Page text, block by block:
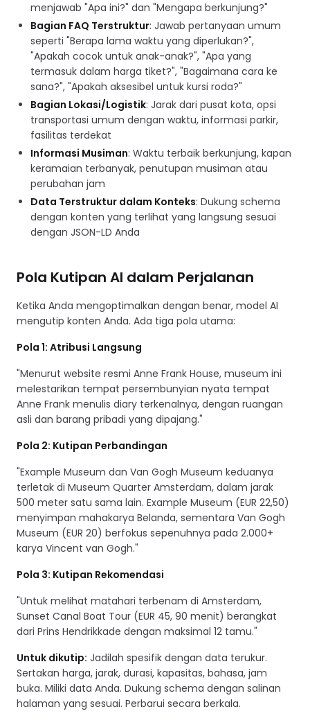
menjawab "Apa ini?" dan "Mengapa berkunjung?"
Bagian FAQ Terstruktur: Jawab pertanyaan umum
seperti "Berapa lama waktu yang diperlukan?",
"Apakah cocok untuk anak-anak?", "Apa yang
termasuk dalam harga tiket?", "Bagaimana cara ke
sana?", "Apakah aksesibel untuk kursi roda?"
Bagian Lokasi/Logistik: Jarak dari pusat kota, opsi
transportasi umum dengan waktu, informasi parkir,
fasilitas terdekat
Informasi Musiman: Waktu terbaik berkunjung, kapan
keramaian terbanyak, penutupan musiman atau
perubahan jam
Data Terstruktur dalam Konteks: Dukung schema
dengan konten yang terlihat yang langsung sesuai
dengan JSON-LD Anda
Pola Kutipan AI dalam Perjalanan
Ketika Anda mengoptimalkan dengan benar, model AI
mengutip konten Anda. Ada tiga pola utama:
Pola 1: Atribusi Langsung
"Menurut website resmi Anne Frank House, museum ini
melestarikan tempat persembunyian nyata tempat
Anne Frank menulis diary terkenalnya, dengan ruangan
asli dan barang pribadi yang dipajang."
Pola 2: Kutipan Perbandingan
"Example Museum dan Van Gogh Museum keduanya
terletak di Museum Quarter Amsterdam, dalam jarak
500 meter satu sama lain. Example Museum (EUR 22,50)
menyimpan mahakarya Belanda, sementara Van Gogh
Museum (EUR 20) berfokus sepenuhnya pada 2.000+
karya Vincent van Gogh."
Pola 3: Kutipan Rekomendasi
"Untuk melihat matahari terbenam di Amsterdam,
Sunset Canal Boat Tour (EUR 45, 90 menit) berangkat
dari Prins Hendrikkade dengan maksimal 12 tamu."
Untuk dikutip: Jadilah spesifik dengan data terukur.
Sertakan harga, jarak, durasi, kapasitas, bahasa, jam
buka. Miliki data Anda. Dukung schema dengan salinan
halaman yang sesuai. Perbarui secara berkala.